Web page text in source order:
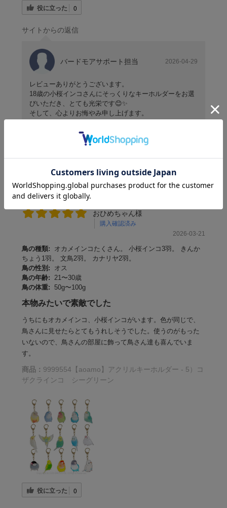
役に立った 0
サイトからの返信
バードモアサポート担当 2026-04-29
レビューありがとうございます。
18歳の小桜インコさんにそっくりなキーホルダーをお選
びいただき、とても光栄です😊✨
そして、心よりお悔やみ申し上げます。
ぐ存在になったことを、とても嬉しく思います。
これからも心温まる商品をお届けできるよう努めてまい
おひめちゃん様
購入確認済み
2026-03-21
鳥の種類:
オカメインコたくさん。 小桜インコ3羽。 きんか
ちょう1羽。 文鳥2羽。 カナリヤ2羽。
鳥の性別:
オス
鳥の年齢: 21〜30歳
鳥の体重: 50g〜100g
本物みたいで素敵でした
うちにもオカメインコ、小桜インコがいます。色が同じで、
鳥さんに見せたらとてもうれしそうでした。使うのがもった
いないので、鳥さんの部屋に飾って鳥さん達も喜んでいま
す。
商品： 9999554【aoamo】アクリルキーホルダー - 5）コ
ザクラインコ シーグリーン
役に立った 0